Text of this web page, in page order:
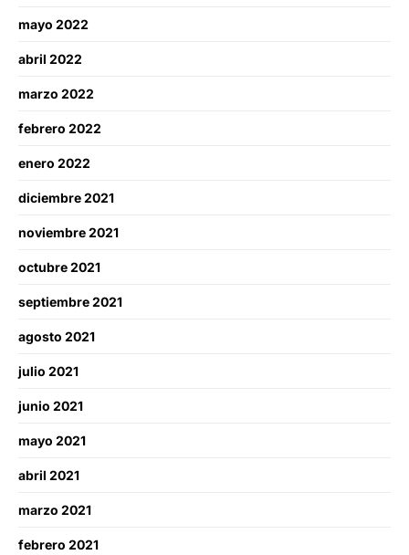
mayo 2022
abril 2022
marzo 2022
febrero 2022
enero 2022
diciembre 2021
noviembre 2021
octubre 2021
septiembre 2021
agosto 2021
julio 2021
junio 2021
mayo 2021
abril 2021
marzo 2021
febrero 2021